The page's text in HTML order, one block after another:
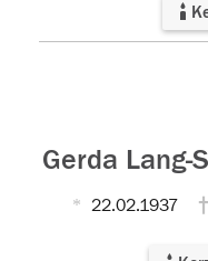
Gerda Lang-
22.02.1937